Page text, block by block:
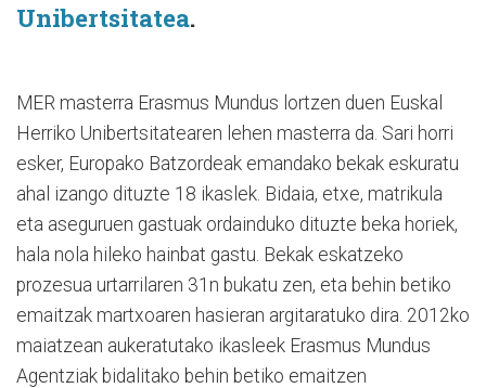
Unibertsitatea.
MER masterra Erasmus Mundus lortzen duen Euskal
Herriko Unibertsitatearen lehen masterra da. Sari horri
esker, Europako Batzordeak emandako bekak eskuratu
ahal izango dituzte 18 ikaslek. Bidaia, etxe, matrikula
eta aseguruen gastuak ordainduko dituzte beka horiek,
hala nola hileko hainbat gastu. Bekak eskatzeko
prozesua urtarrilaren 31n bukatu zen, eta behin betiko
emaitzak martxoaren hasieran argitaratuko dira. 2012ko
maiatzean aukeratutako ikasleek Erasmus Mundus
Agentziak bidalitako behin betiko emaitzen